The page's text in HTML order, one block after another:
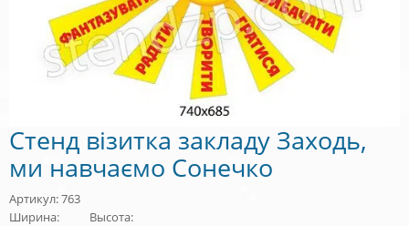
Стенд візитка закладу Заходь,
ми навчаємо Сонечко
Артикул: 763
Ширина:
Высота: